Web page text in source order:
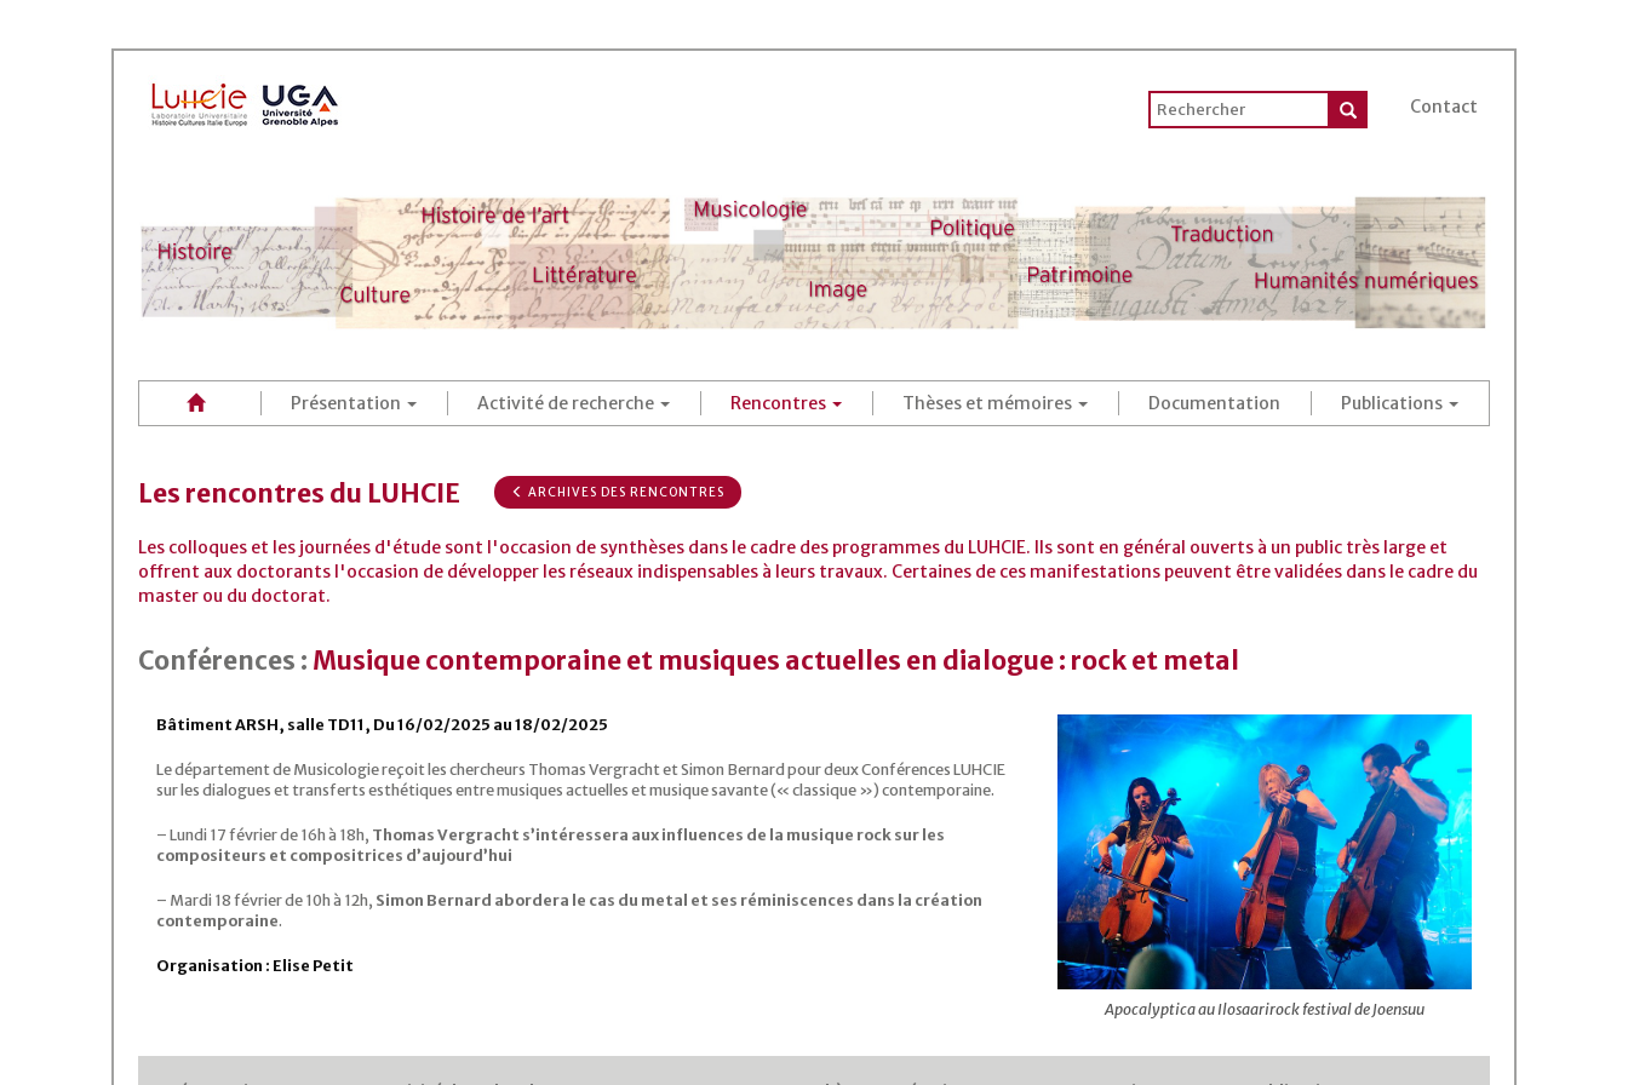
Contact
Présentation Activité de recherche Rencontres Thèses et mémoires Documentation Publications
Les rencontres du LUHCIE ARCHIVES DES RENCONTRES
Les colloques et les journées d'étude sont l'occasion de synthèses dans le cadre des programmes du LUHCIE. Ils sont en général ouverts à un public très large et
offrent aux doctorants l'occasion de développer les réseaux indispensables à leurs travaux. Certaines de ces manifestations peuvent être validées dans le cadre du
master ou du doctorat.
Conférences : Musique contemporaine et musiques actuelles en dialogue : rock et metal
Bâtiment ARSH, salle TD11, Du 16/02/2025 au 18/02/2025
Le département de Musicologie reçoit les chercheurs Thomas Vergracht et Simon Bernard pour deux Conférences LUHCIE
sur les dialogues et transferts esthétiques entre musiques actuelles et musique savante (« classique ») contemporaine.
– Lundi 17 février de 16h à 18h, Thomas Vergracht s’intéressera aux influences de la musique rock sur les
compositeurs et compositrices d’aujourd’hui
– Mardi 18 février de 10h à 12h, Simon Bernard abordera le cas du metal et ses réminiscences dans la création
contemporaine.
Organisation : Elise Petit
Apocalyptica au Ilosaarirock festival de Joensuu